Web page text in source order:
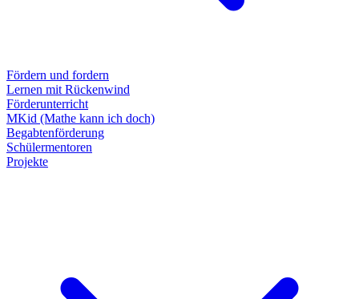
Fördern und fordern
Lernen mit Rückenwind
Förderunterricht
MKid (Mathe kann ich doch)
Begabtenförderung
Schülermentoren
Projekte